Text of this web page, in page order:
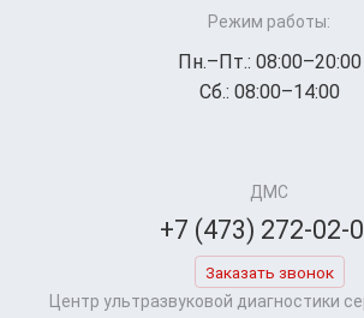
Режим работы:
Пн.–Пт.: 08:00–20:00
Сб.: 08:00–14:00
ДМС
+7 (473) 272-02-
Заказать звонок
Центр ультразвуковой диагностики